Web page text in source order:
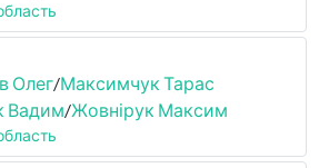
Олег/Максимчук Тарас
Вадим/Жовнірук Максим